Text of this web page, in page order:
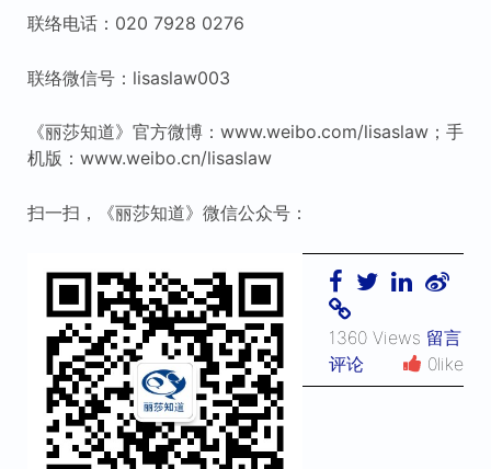
联络电话：020 7928 0276
联络微信号：lisaslaw003
《丽莎知道》官方微博：www.weibo.com/lisaslaw；手
机版：www.weibo.cn/lisaslaw
扫一扫，《丽莎知道》微信公众号：
1360 Views 留言
评论
0like